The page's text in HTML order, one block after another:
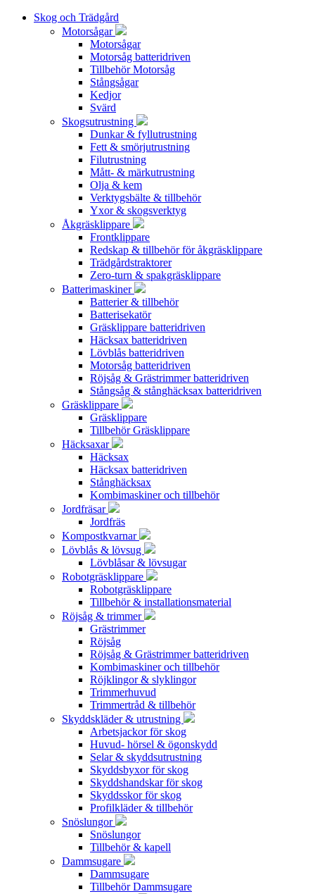
Skog och Trädgård
Motorsågar
Motorsågar
Motorsåg batteridriven
Tillbehör Motorsåg
Stångsågar
Kedjor
Svärd
Skogsutrustning
Dunkar & fyllutrustning
Fett & smörjutrustning
Filutrustning
Mått- & märkutrustning
Olja & kem
Verktygsbälte & tillbehör
Yxor & skogsverktyg
Åkgräsklippare
Frontklippare
Redskap & tillbehör för åkgräsklippare
Trädgårdstraktorer
Zero-turn & spakgräsklippare
Batterimaskiner
Batterier & tillbehör
Batterisekatör
Gräsklippare batteridriven
Häcksax batteridriven
Lövblås batteridriven
Motorsåg batteridriven
Röjsåg & Grästrimmer batteridriven
Stångsåg & stånghäcksax batteridriven
Gräsklippare
Gräsklippare
Tillbehör Gräsklippare
Häcksaxar
Häcksax
Häcksax batteridriven
Stånghäcksax
Kombimaskiner och tillbehör
Jordfräsar
Jordfräs
Kompostkvarnar
Lövblås & lövsug
Lövblåsar & lövsugar
Robotgräsklippare
Robotgräsklippare
Tillbehör & installationsmaterial
Röjsåg & trimmer
Grästrimmer
Röjsåg
Röjsåg & Grästrimmer batteridriven
Kombimaskiner och tillbehör
Röjklingor & slyklingor
Trimmerhuvud
Trimmertråd & tillbehör
Skyddskläder & utrustning
Arbetsjackor för skog
Huvud- hörsel & ögonskydd
Selar & skyddsutrustning
Skyddsbyxor för skog
Skyddshandskar för skog
Skyddsskor för skog
Profilkläder & tillbehör
Snöslungor
Snöslungor
Tillbehör & kapell
Dammsugare
Dammsugare
Tillbehör Dammsugare